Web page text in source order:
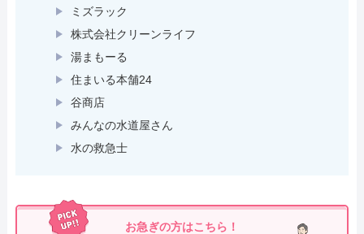
ミズラック
株式会社クリーンライフ
湯まもーる
住まいる本舗24
谷商店
みんなの水道屋さん
水の救急士
お急ぎの方はこちら！